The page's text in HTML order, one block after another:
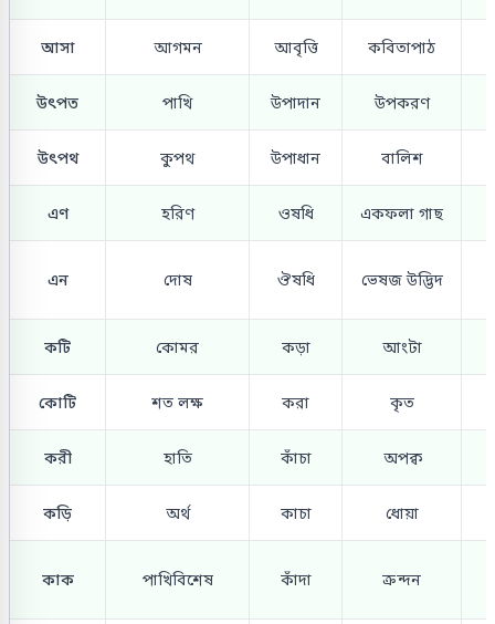
আসা আগমন আবৃত্তি কবিতাপাঠ
উৎপত পাখি উপাদান উপকরণ
উৎপথ কুপথ উপাধান বালিশ
এণ হরিণ ওষধি একফলা গাছ
এন দোষ ঔষধি ভেষজ উদ্ভিদ
কটি কোমর কড়া আংটা
কোটি শত লক্ষ করা কৃত
করী হাতি কাঁচা অপক্ব
কড়ি অর্থ কাচা ধোয়া
কাক পাখিবিশেষ কাঁদা ক্রন্দন